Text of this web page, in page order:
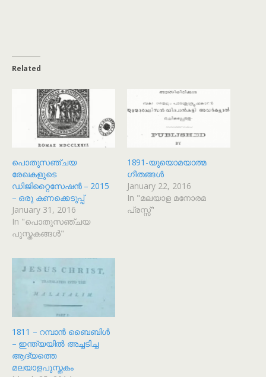
Related
പൊതുസഞ്ചയ
രേഖകളുടെ
ഡിജിറ്റൈസേഷൻ – 2015
– ഒരു കണക്കെടുപ്പ്
January 31, 2016
In "പൊതുസഞ്ചയ
പുസ്തകങ്ങൾ"
1891-യുയൊമയാത്മ
ഗീതങ്ങൾ
January 22, 2016
In "മലയാള മനോരമ
പ്രസ്സ്"
1811 – റമ്പാൻ ബൈബിൾ
– ഇന്ത്യയിൽ അച്ചടിച്ച
ആദ്യത്തെ
മലയാളപുസ്തകം